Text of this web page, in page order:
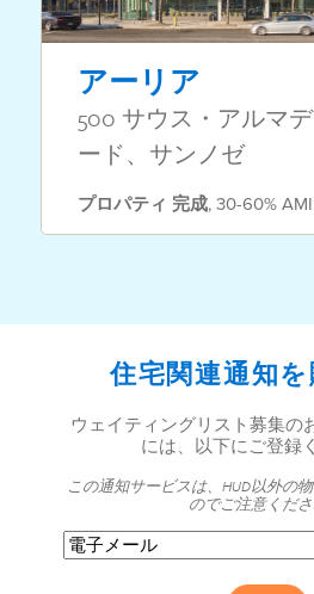
アーリア
500 サウス・アルマ
ード、サンノゼ
プロパティ 完成,30-60% AMI
住宅関連通知
ウェイティングリスト募集の
には、以下にご登録
この通知サービスは、HUD以外の
のでご注意くだ
電
子